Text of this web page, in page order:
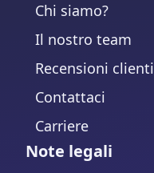
Chi siamo?
Il nostro team
Recensioni clienti
Contattaci
Carriere
Note legali